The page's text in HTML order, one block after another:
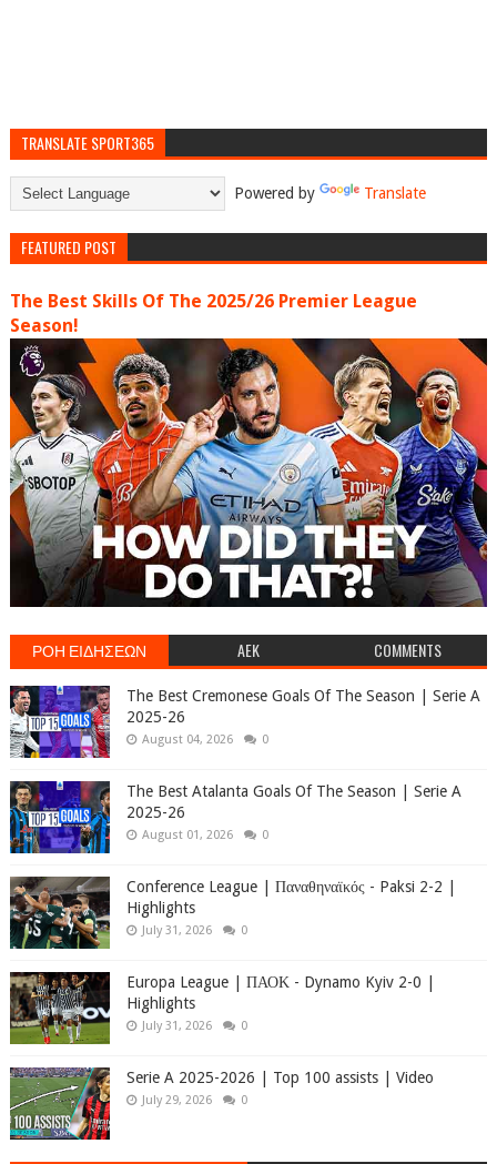
TRANSLATE SPORT365
Powered by Translate
FEATURED POST
The Best Skills Of The 2025/26 Premier League
Season!
ΡΟΗ ΕΙΔΗΣΕΩΝ AEK COMMENTS
The Best Cremonese Goals Of The Season | Serie A
2025-26
August 04, 2026 0
The Best Atalanta Goals Of The Season | Serie A
2025-26
August 01, 2026 0
Conference League | Παναθηναϊκός - Paksi 2-2 |
Highlights
July 31, 2026 0
Europa League | ΠΑΟΚ - Dynamo Kyiv 2-0 |
Highlights
July 31, 2026 0
Serie A 2025-2026 | Top 100 assists | Video
July 29, 2026 0